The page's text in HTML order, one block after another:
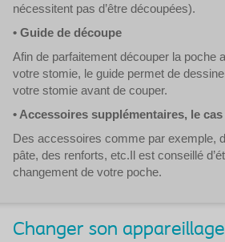
nécessitent pas d’être découpées).
• Guide de découpe
Afin de parfaitement découper la poche
votre stomie, le guide permet de
votre stomie avant de couper.
• Accessoires supplémentaires, le
Des accessoires comme par exemple,
pâte, des renforts, etc.Il est conseillé
changement de votre poche.
Changer son appareillage